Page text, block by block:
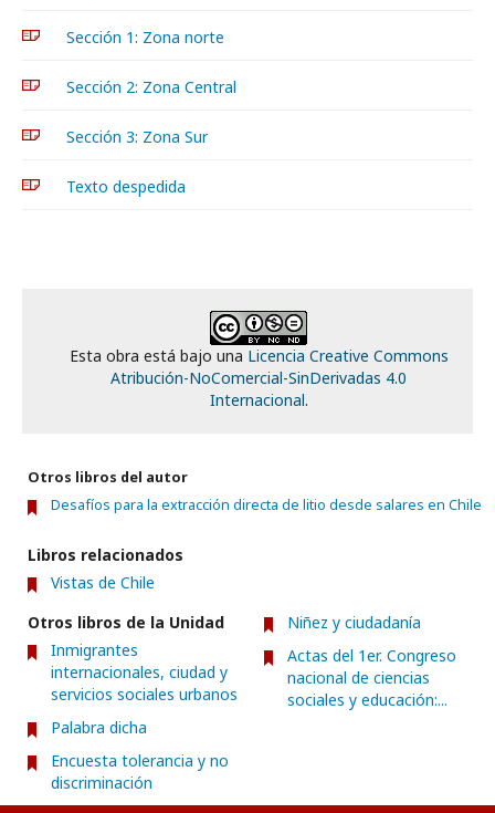
Sección 1: Zona norte
Sección 2: Zona Central
Sección 3: Zona Sur
Texto despedida
Esta obra está bajo una Licencia Creative Commons
Atribución-NoComercial-SinDerivadas 4.0
Internacional.
Otros libros del autor
Desafíos para la extracción directa de litio desde salares en Chile
Libros relacionados
Vistas de Chile
Otros libros de la Unidad
Inmigrantes
internacionales, ciudad y
servicios sociales urbanos
Palabra dicha
Encuesta tolerancia y no
discriminación
Niñez y ciudadanía
Actas del 1er. Congreso
nacional de ciencias
sociales y educación:...